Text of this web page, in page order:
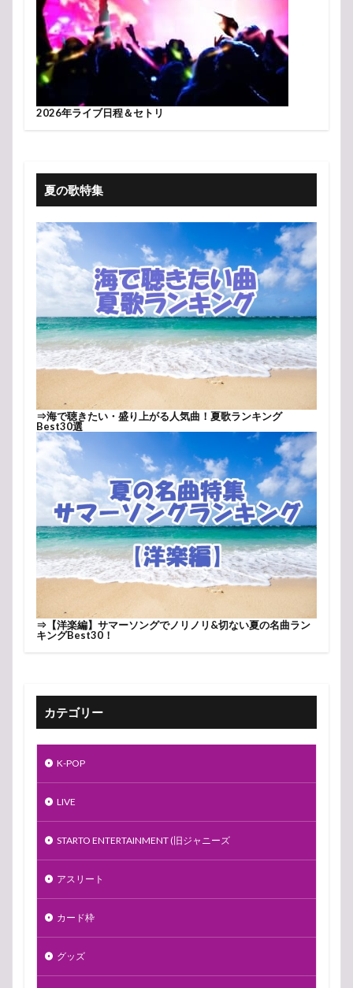
2026年ライブ日程＆セトリ
夏の歌特集
⇒海で聴きたい・盛り上がる人気曲！夏歌ランキング
Best30選
⇒ 【洋楽編】サマーソングでノリノリ&切ない夏の名曲ラン
キングBest30！
カテゴリー
K-POP
LIVE
STARTO ENTERTAINMENT (旧ジャニーズ
アスリート
カード枠
グッズ